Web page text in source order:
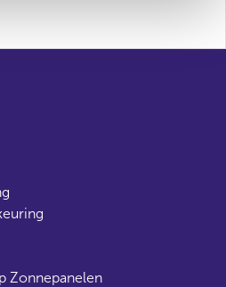
Zonnepanelen